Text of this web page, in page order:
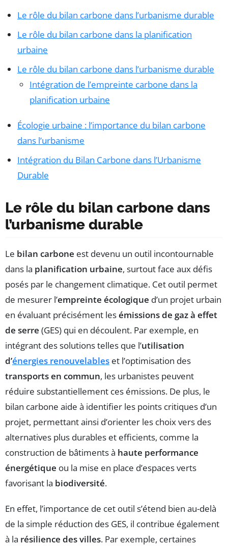
Le rôle du bilan carbone dans l’urbanisme durable
Le rôle du bilan carbone dans la planification
urbaine
Le rôle du bilan carbone dans l’urbanisme durable
Intégration de l’empreinte carbone dans la
planification urbaine
Écologie urbaine : l’importance du bilan carbone
dans l’urbanisme
Intégration du Bilan Carbone dans l’Urbanisme
Durable
Le rôle du bilan carbone dans
l’urbanisme durable
Le bilan carbone est devenu un outil incontournable
dans la planification urbaine, surtout face aux défis
posés par le changement climatique. Cet outil permet
de mesurer l’empreinte écologique d’un projet urbain
en évaluant précisément lesémissions de gaz à effet
de serre (GES) qui en découlent. Par exemple, en
intégrant des solutions telles que l’utilisation
d’énergies renouvelables et l’optimisation des
transports en commun, les urbanistes peuvent
réduire substantiellement ces émissions. De plus, le
bilan carbone aide à identifier les points critiques d’un
projet, permettant ainsi d’orienter les choix vers des
alternatives plus durables et efficients, comme la
construction de bâtiments à haute performance
énergétique ou la mise en place d’espaces verts
favorisant la biodiversité.
En effet, l’importance de cet outil s’étend bien au-delà
de la simple réduction des GES, il contribue également
à la résilience des villes. Par exemple, certaines